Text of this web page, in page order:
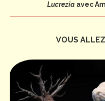
Lucrezia avec
VOUS